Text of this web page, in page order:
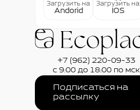
Загрузить на
Andorid
Загрузить на
IOS
+7 (962) 220-09-33
с 9:00 до 18:00 по мск
Подписаться на
рассылку